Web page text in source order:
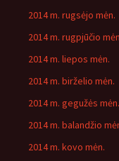
2014 m. rugsėjo mėn.
2014 m. rugpjūčio
2014 m. liepos mėn.
2014 m. birželio mėn.
2014 m. gegužės mėn.
2014 m. balandžio
2014 m. kovo mėn.